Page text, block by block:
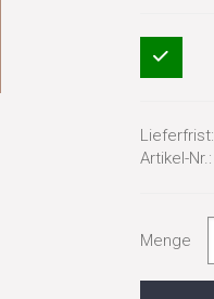
Lieferfrist:
Artikel-Nr.:
Menge